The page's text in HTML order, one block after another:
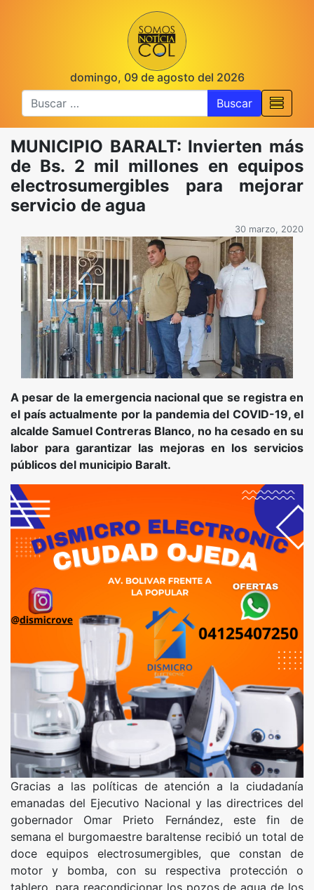
domingo, 09 de agosto del 2026
Buscar
MUNICIPIO BARALT: Invierten más
de Bs. 2 mil millones en equipos
electrosumergibles para mejorar
servicio de agua
30 marzo, 2020
A pesar de la emergencia nacional que se registra en
el país actualmente por la pandemia del COVID-19, el
alcalde Samuel Contreras Blanco, no ha cesado en su
labor para garantizar las mejoras en los servicios
públicos del municipio Baralt.
Gracias a las políticas de atención a la ciudadanía
emanadas del Ejecutivo Nacional y las directrices del
gobernador Omar Prieto Fernández, este fin de
semana el burgomaestre baraltense recibió un total de
doce equipos electrosumergibles, que constan de
motor y bomba, con su respectiva protección o
tablero, para reacondicionar los pozos de agua de los